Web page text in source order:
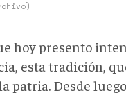
hoy presento
esta tradición,
patria. Desde